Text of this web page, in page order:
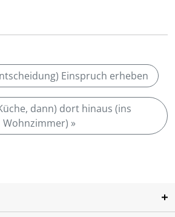
Einspruch erheben
dann) dort hinaus (ins
Wohnzimmer) »